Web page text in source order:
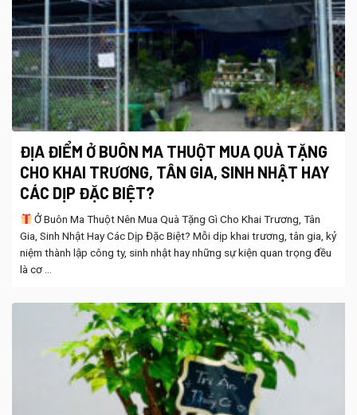
ĐỊA ĐIỂM Ở BUÔN MA THUỘT MUA QUÀ TẶNG
CHO KHAI TRƯƠNG, TÂN GIA, SINH NHẬT HAY
CÁC DỊP ĐẶC BIỆT?
Ở Buôn Ma Thuột Nên Mua Quà Tặng Gì Cho Khai Trương, Tân
Gia, Sinh Nhật Hay Các Dịp Đặc Biệt? Mỗi dịp khai trương, tân gia, kỷ
niệm thành lập công ty, sinh nhật hay những sự kiện quan trọng đều
là cơ ...